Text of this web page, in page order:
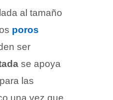
al tamaño
poros
ser
se apoya
las
una vez que